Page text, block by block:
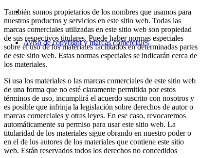
Aviso de copyright y marcas comerciales
También somos propietarios de los nombres que usamos para
nuestros productos y servicios en este sitio web. Todas las
marcas comerciales utilizadas en este sitio web son propiedad
de sus respectivos titulares. Puede haber normas especiales
sobre el uso de los materiales facilitados en determinadas partes
de este sitio web. Estas normas especiales se indicarán cerca de
los materiales.
Si usa los materiales o las marcas comerciales de este sitio web
de una forma que no esté claramente permitida por estos
términos de uso, incumplirá el acuerdo suscrito con nosotros y
es posible que infrinja la legislación sobre derechos de autor o
marcas comerciales y otras leyes. En ese caso, revocaremos
automáticamente su permiso para usar este sitio web. La
titularidad de los materiales sigue obrando en nuestro poder o
en el de los autores de los materiales que contiene este sitio
web. Están reservados todos los derechos no concedidos